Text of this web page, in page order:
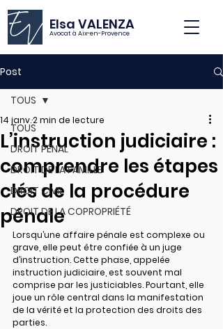
Elsa VALENZA
Avocat à Aix-en-Provence
Post
TOUS
DROIT PÉNAL
DROIT DE LA FAMILLE
DROIT CIVIL
DROIT DE LA COPROPRIÉTÉ
TOUS
L’instruction judiciaire :
comprendre les étapes
clés de la procédure
pénale
14 janv.2 min de lecture
Lorsqu’une affaire pénale est complexe ou
grave, elle peut être confiée à un juge
d’instruction. Cette phase, appelée
instruction judiciaire, est souvent mal
comprise par les justiciables. Pourtant, elle
joue un rôle central dans la manifestation
de la vérité et la protection des droits des
parties.